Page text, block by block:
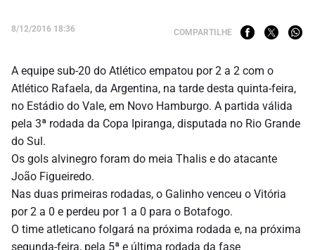
8/12/2016 18:36 COMPARTILHE
A equipe sub-20 do Atlético empatou por 2 a 2 com o
Atlético Rafaela, da Argentina, na tarde desta quinta-feira,
no Estádio do Vale, em Novo Hamburgo. A partida válida
pela 3ª rodada da Copa Ipiranga, disputada no Rio Grande
do Sul.
Os gols alvinegro foram do meia Thalis e do atacante
João Figueiredo.
Nas duas primeiras rodadas, o Galinho venceu o Vitória
por 2 a 0 e perdeu por 1 a 0 para o Botafogo.
O time atleticano folgará na próxima rodada e, na próxima
segunda-feira, pela 5ª e última rodada da fase